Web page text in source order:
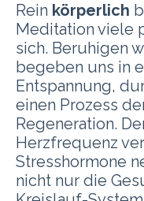
Rein körperlich
Meditation viele
sich. Beruhigen
begeben uns in
Entspannung,
einen Prozess
Regeneration.
Herzfrequenz
Stresshormone
nicht nur die